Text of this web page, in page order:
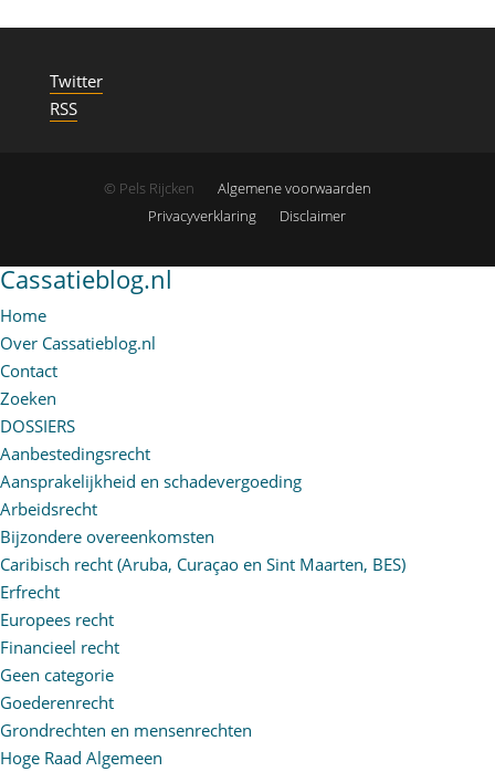
Twitter
RSS
© Pels Rijcken
Algemene voorwaarden
Privacyverklaring
Disclaimer
Cassatieblog.nl
Home
Over Cassatieblog.nl
Contact
Zoeken
DOSSIERS
Aanbestedingsrecht
Aansprakelijkheid en schadevergoeding
Arbeidsrecht
Bijzondere overeenkomsten
Caribisch recht (Aruba, Curaçao en Sint Maarten, BES)
Erfrecht
Europees recht
Financieel recht
Geen categorie
Goederenrecht
Grondrechten en mensenrechten
Hoge Raad Algemeen